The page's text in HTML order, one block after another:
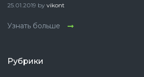
25.01.2019 by vikont
Узнать больше
Рубрики